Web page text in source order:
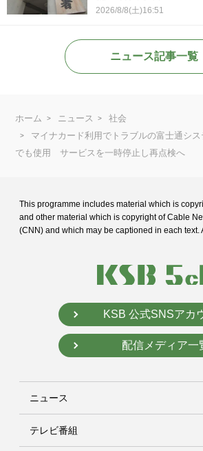
2026/8/8(土)16:51
ニュース記事一覧
ホーム ニュース
社会
マイナカード利用でトラブルの富士通シ
でも使用 サービスを一時停止し再点検へ
This programme includes material which is
and other material which is copyright of Cable
(CNN) and which may be captioned in each text.
KSB 公式SNSアカ
配信メディア一
ニュース
テレビ番組